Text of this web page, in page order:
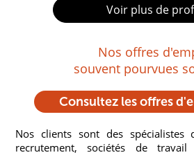
Voir plus de
Nos offres
souvent pourvues
Consultez les offres
Nos clients sont des spécialistes
recrutement, sociétés de travail